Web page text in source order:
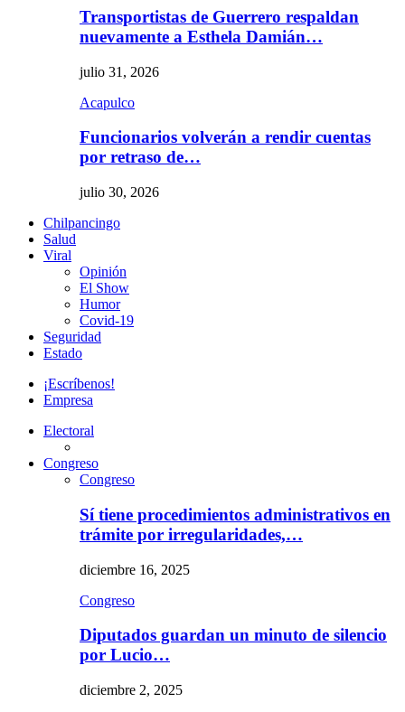
Transportistas de Guerrero respaldan
nuevamente a Esthela Damián…
julio 31, 2026
Acapulco
Funcionarios volverán a rendir cuentas
por retraso de…
julio 30, 2026
Chilpancingo
Salud
Viral
Opinión
El Show
Humor
Covid-19
Seguridad
Estado
¡Escríbenos!
Empresa
Electoral
Congreso
Congreso
Sí tiene procedimientos administrativos en
trámite por irregularidades,…
diciembre 16, 2025
Congreso
Diputados guardan un minuto de silencio
por Lucio…
diciembre 2, 2025